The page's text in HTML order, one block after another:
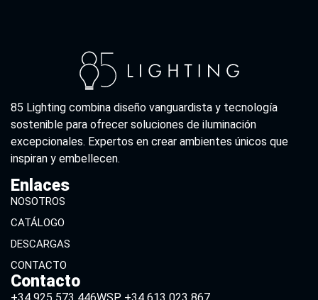
85 Lighting combina diseño vanguardista y tecnología
sostenible para ofrecer soluciones de iluminación
excepcionales. Expertos en crear ambientes únicos que
inspiran y embellecen.
Enlaces
NOSOTROS
CATÁLOGO
DESCARGAS
CONTACTO
Contacto